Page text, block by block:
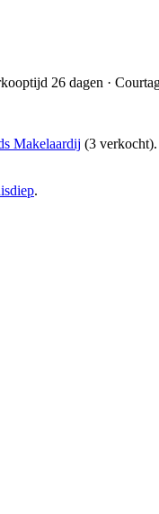
26 dagen ·
Makelaardij (3 verkocht)
.